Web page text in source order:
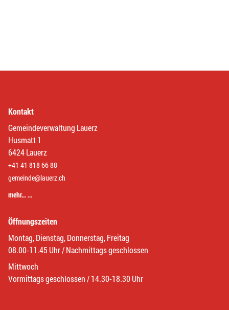
Kontakt
Gemeindeverwaltung Lauerz
Husmatt 1
6424 Lauerz
+41 41 818 66 88
gemeinde@lauerz.ch
mehr… …
Öffnungszeiten
Montag, Dienstag, Donnerstag, Freitag
08.00-11.45 Uhr / Nachmittags geschlossen
Mittwoch
Vormittags geschlossen / 14.30-18.30 Uhr